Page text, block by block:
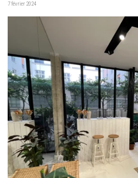
7 février 2024